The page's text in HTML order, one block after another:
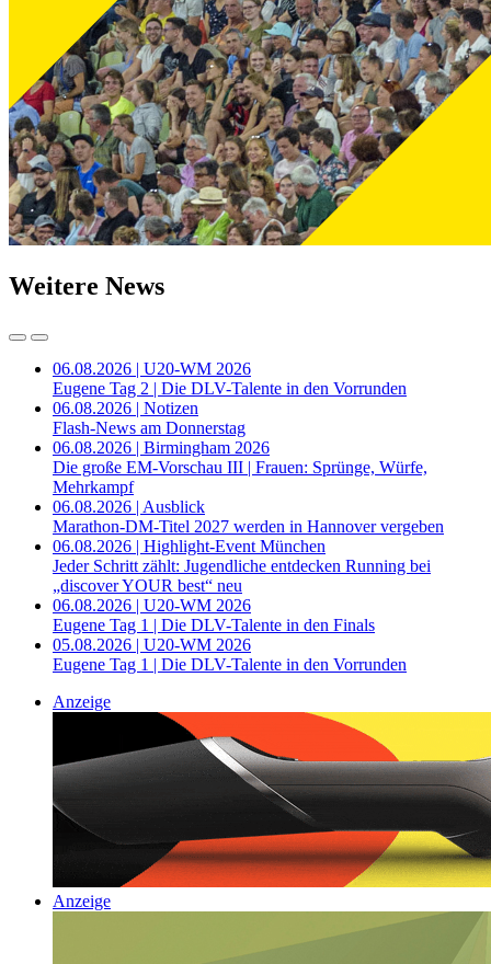
Weitere News
06.08.2026 | U20-WM 2026
Eugene Tag 2 | Die DLV-Talente in den Vorrunden
06.08.2026 | Notizen
Flash-News am Donnerstag
06.08.2026 | Birmingham 2026
Die große EM-Vorschau III | Frauen: Sprünge, Würfe,
Mehrkampf
06.08.2026 | Ausblick
Marathon-DM-Titel 2027 werden in Hannover vergeben
06.08.2026 | Highlight-Event München
Jeder Schritt zählt: Jugendliche entdecken Running bei
„discover YOUR best“ neu
06.08.2026 | U20-WM 2026
Eugene Tag 1 | Die DLV-Talente in den Finals
05.08.2026 | U20-WM 2026
Eugene Tag 1 | Die DLV-Talente in den Vorrunden
Anzeige
Anzeige